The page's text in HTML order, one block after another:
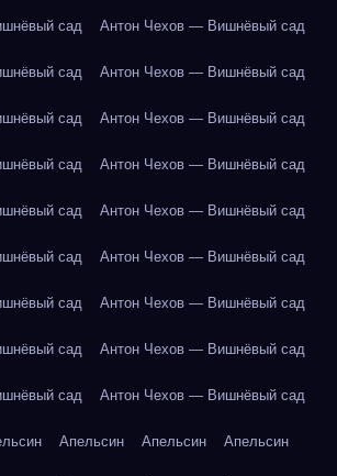
сад Антон Чехов — Вишнёвый сад
сад Антон Чехов — Вишнёвый сад
сад Антон Чехов — Вишнёвый сад
сад Антон Чехов — Вишнёвый сад
сад Антон Чехов — Вишнёвый сад
сад Антон Чехов — Вишнёвый сад
сад Антон Чехов — Вишнёвый сад
сад Антон Чехов — Вишнёвый сад
сад Антон Чехов — Вишнёвый сад
Апельсин Апельсин Апельсин